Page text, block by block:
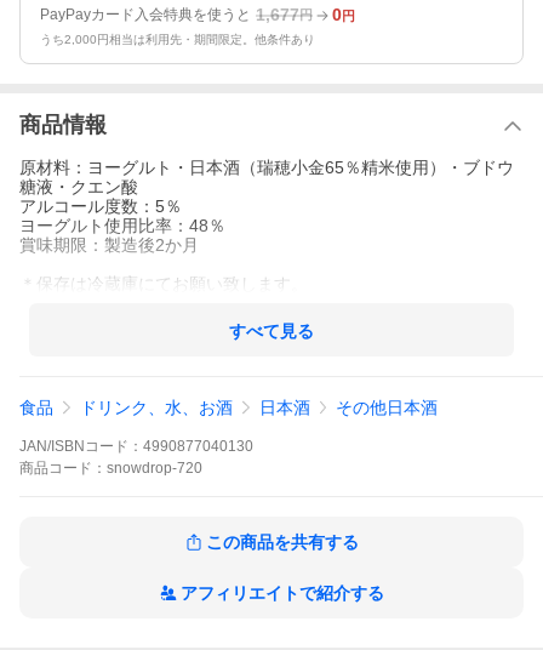
PayPayカード入会特典を使うと 1,677円 0円
うち2,000円相当は利用先・期間限定。他条件あり
商品情報
原材料：ヨーグルト・日本酒（瑞穂小金65％精米使用）・ブドウ
糖液・クエン酸
アルコール度数：5％
ヨーグルト使用比率：48％
賞味期限：製造後2か月
＊保存は冷蔵庫にてお願い致します。
すべて見る
食品 ドリンク、水、お酒 日本酒 その他日本酒
JAN/ISBNコード： 4990877040130
商品 コード： snowdrop-720
この商品を共有する
アフィリエイトで紹介する